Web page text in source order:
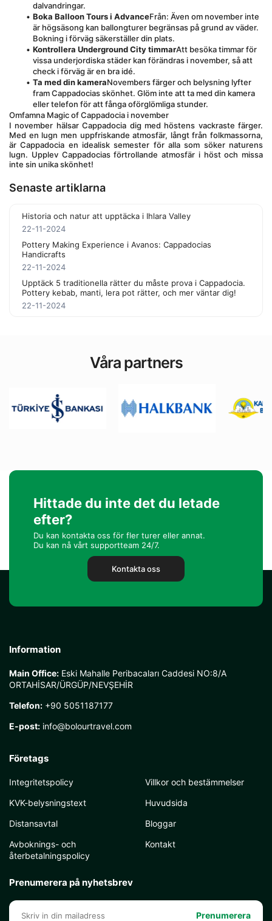
dalvandringar.
Boka Balloon Tours i AdvanceFrån: Även om november inte
är högsäsong kan ballongturer begränsas på grund av väder.
Bokning i förväg säkerställer din plats.
Kontrollera Underground City timmarAtt besöka timmar för
vissa underjordiska städer kan förändras i november, så att
check i förväg är en bra idé.
Ta med din kameraNovembers färger och belysning lyfter
fram Cappadocias skönhet. Glöm inte att ta med din kamera
eller telefon för att fånga oförglömliga stunder.
Omfamna Magic of Cappadocia i november
I november hälsar Cappadocia dig med höstens vackraste färger.
Med en lugn men uppfriskande atmosfär, långt från folkmassorna,
är Cappadocia en idealisk semester för alla som söker naturens
lugn. Upplev Cappadocias förtrollande atmosfär i höst och missa
inte sin unika skönhet!
Senaste artiklarna
Historia och natur att upptäcka i Ihlara Valley
22-11-2024
Pottery Making Experience i Avanos: Cappadocias
Handicrafts
22-11-2024
Upptäck 5 traditionella rätter du måste prova i Cappadocia.
Pottery kebab, manti, lera pot rätter, och mer väntar dig!
22-11-2024
Våra partners
Hittade du inte det du letade
efter?
Du kan kontakta oss för fler turer eller annat.
Du kan nå vårt supportteam 24/7.
Kontakta oss
Information
Main Office: Eski Mahalle Peribacaları Caddesi NO:8/A
ORTAHİSAR/ÜRGÜP/NEVŞEHİR
Telefon: +90 5051187177
E-post: info@bolourtravel.com
Företags
Integritetspolicy
KVK-belysningstext
Distansavtal
Avboknings- och
återbetalningspolicy
Villkor och bestämmelser
Huvudsida
Bloggar
Kontakt
Prenumerera på nyhetsbrev
Prenumerera